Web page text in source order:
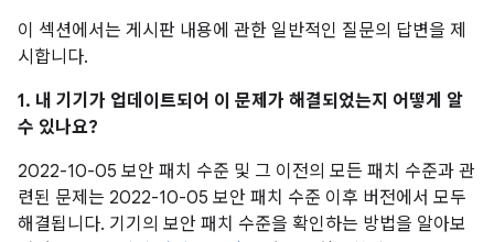
이 섹션에서는 게시판 내용에 관한 일반적인 질문의 답변을 제
시합니다.
1. 내 기기가 업데이트되어 이 문제가 해결되었는지 어떻게 알
수 있나요?
2022-10-05 보안 패치 수준 및 그 이전의 모든 패치 수준과 관
련된 문제는 2022-10-05 보안 패치 수준 이후 버전에서 모두
해결됩니다. 기기의 보안 패치 수준을 확인하는 방법을 알아보